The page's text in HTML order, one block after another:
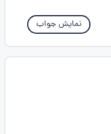
نمایش جواب